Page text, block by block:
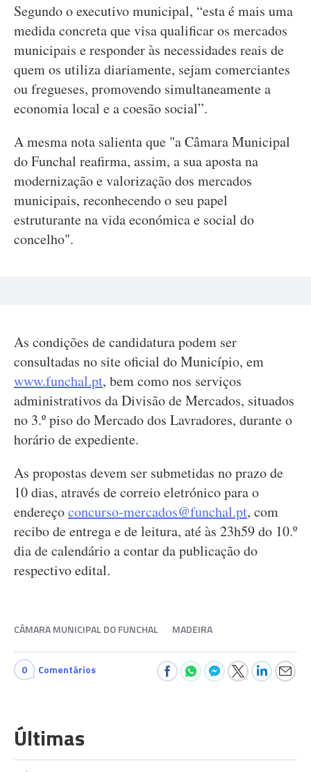
Segundo o executivo municipal, “esta é mais uma
medida concreta que visa qualificar os mercados
municipais e responder às necessidades reais de
quem os utiliza diariamente, sejam comerciantes
ou fregueses, promovendo simultaneamente a
economia local e a coesão social”.
A mesma nota salienta que "a Câmara Municipal
do Funchal reafirma, assim, a sua aposta na
modernização e valorização dos mercados
municipais, reconhecendo o seu papel
estruturante na vida económica e social do
concelho".
As condições de candidatura podem ser
consultadas no site oficial do Município, em
www.funchal.pt, bem como nos serviços
administrativos da Divisão de Mercados, situados
no 3.º piso do Mercado dos Lavradores, durante o
horário de expediente.
As propostas devem ser submetidas no prazo de
10 dias, através de correio eletrónico para o
endereçoconcurso-mercados@funchal.pt, com
recibo de entrega e de leitura, até às 23h59 do 10.º
dia de calendário a contar da publicação do
respectivo edital.
CÂMARA MUNICIPAL DO FUNCHAL MADEIRA
0 Comentários
Últimas